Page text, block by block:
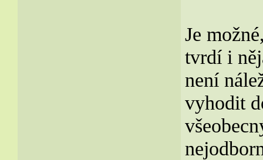
Je
tvrdí i
není
vyhodit